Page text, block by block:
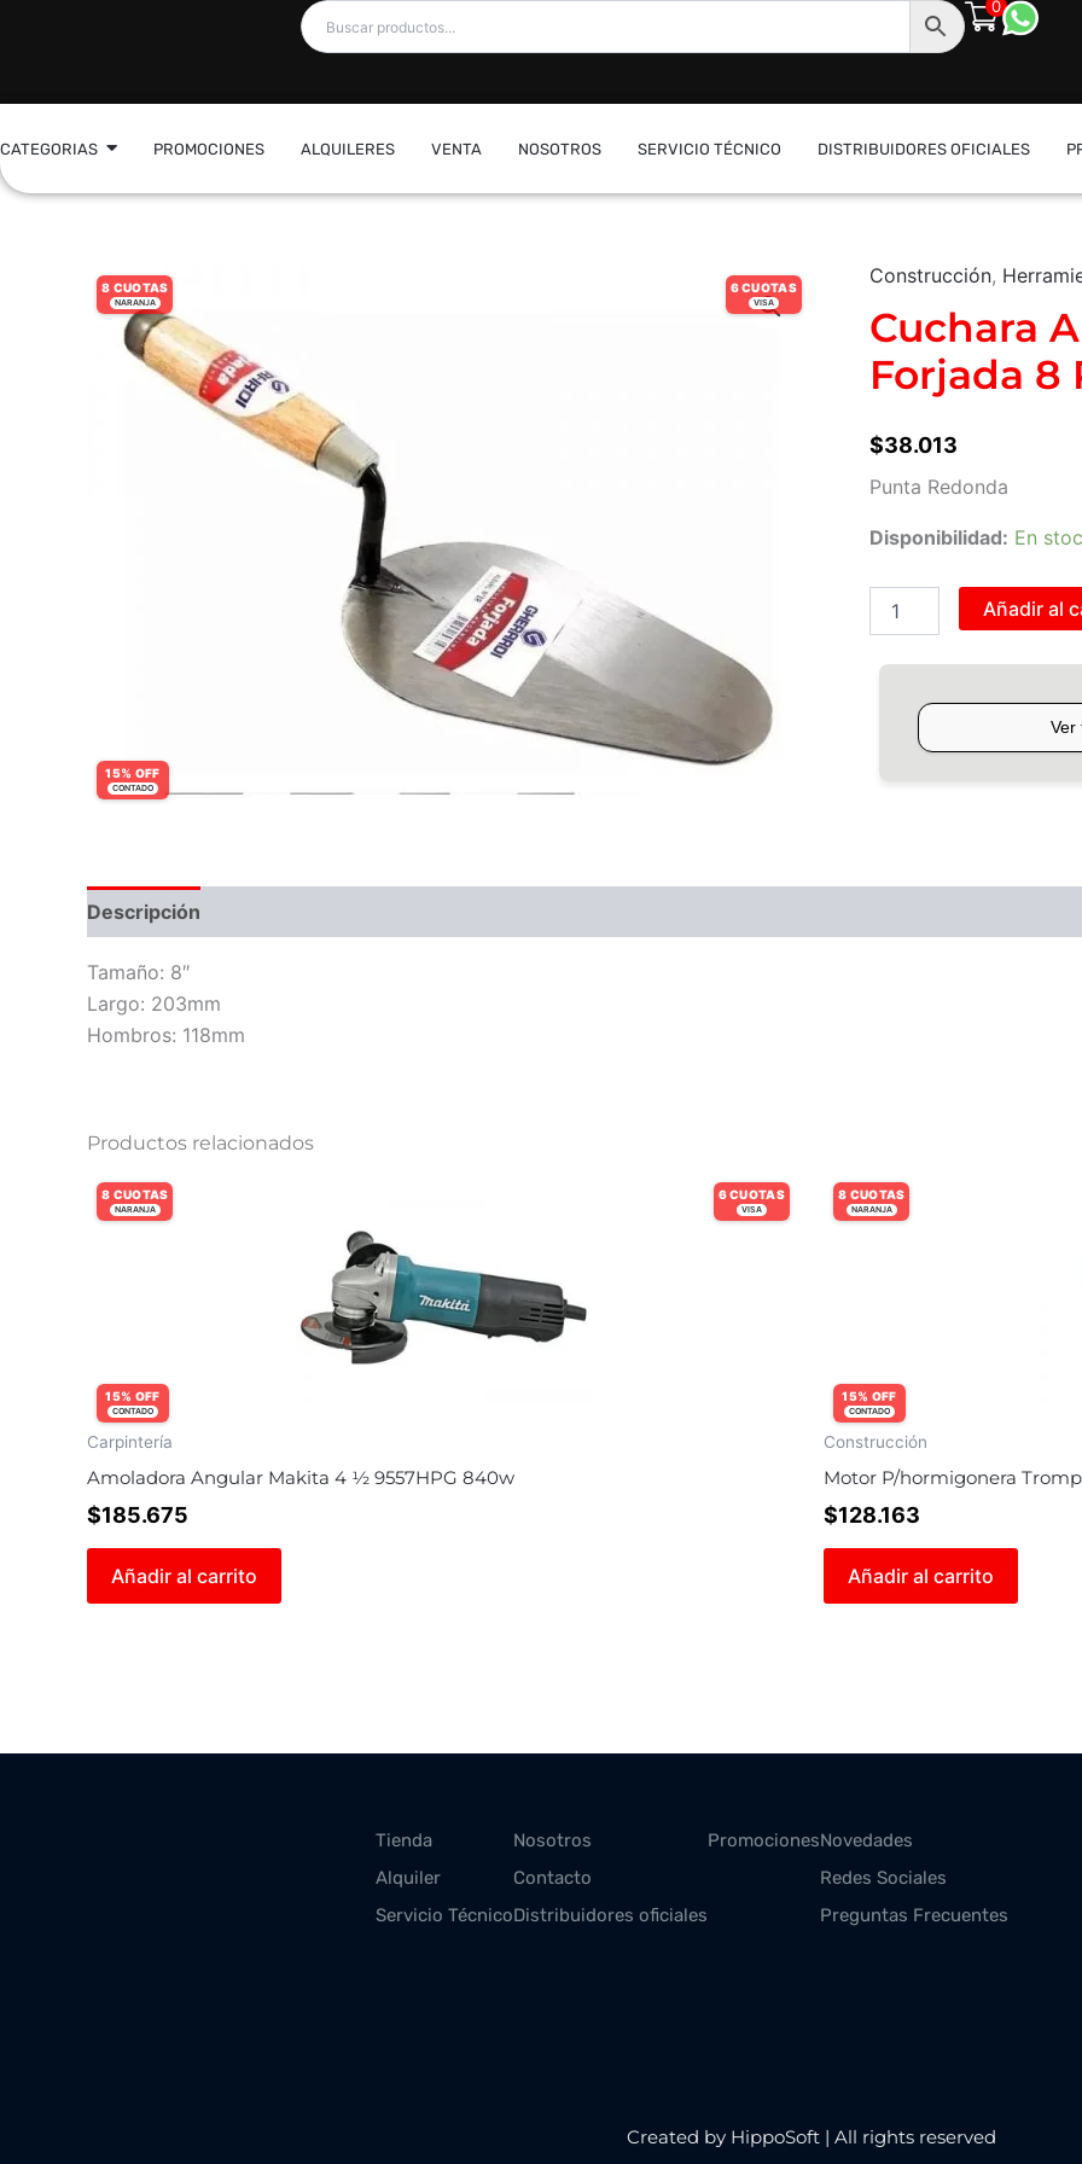
0
CATEGORIAS PROMOCIONES ALQUILERES VENTA NOSOTROS SERVICIO TÉCNICO DISTRIBUIDORES OFICIALES
6 CUOTAS
VISA
8 CUOTAS
NARANJA
15% OFF
CONTADO
Construcción,
Cuchara
Forjada 8
$38.013
Punta Redonda
Disponibilidad: En
Cuchara
Gherardi
Forjada
8
Roma
Añadir al
Descripción
Tamaño: 8″
Largo: 203mm
Hombros: 118mm
Productos relacionados
6 CUOTAS
VISA
8 CUOTAS
NARANJA
15% OFF
CONTADO
Carpintería
Amoladora Angular Makita 4 ½ 9557HPG 840w
$185.675
Añadir al carrito
8 CUOTAS
NARANJA
15% OFF
CONTADO
Construcción
Motor P/hormigonera
$128.163
Añadir al carrito
Tienda
Alquiler
Servicio Técnico
Nosotros
Contacto
Distribuidores oficiales
PromocionesNovedades
Redes Sociales
Preguntas Frecuentes
Created by HippoSoft | All rights reserved